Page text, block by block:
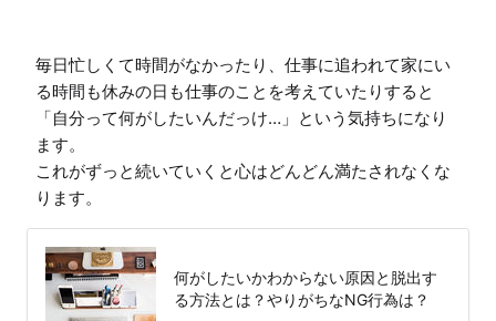
毎日忙しくて時間がなかったり、仕事に追われて家にい
る時間も休みの日も仕事のことを考えていたりすると
「自分って何がしたいんだっけ…」という気持ちになり
ます。
これがずっと続いていくと心はどんどん満たされなくな
ります。
何がしたいかわからない原因と脱出す
る方法とは？やりがちなNG行為は？